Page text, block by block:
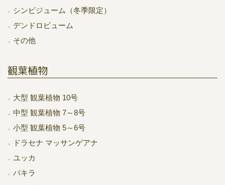
シンビジューム（冬季限定）
デンドロビューム
その他
観葉植物
大型 観葉植物 10号
中型 観葉植物 7～8号
小型 観葉植物 5～6号
ドラセナ マッサンゲアナ
ユッカ
パキラ